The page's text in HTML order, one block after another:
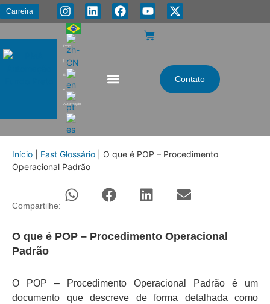
Carreira
PMA
|
Energia
e
Automação
Contato
Início Fast Glossário
O que é POP – Procedimento
Operacional Padrão
Compartilhe:
O que é POP – Procedimento Operacional
Padrão
O POP – Procedimento Operacional Padrão é um
documento que descreve de forma detalhada como